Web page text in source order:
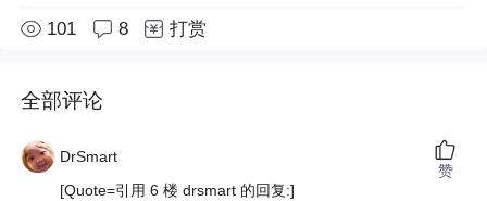
101 8 打赏
全部评论
DrSmart
[Quote=引用 6 楼 drsmart 的回复:]
赞